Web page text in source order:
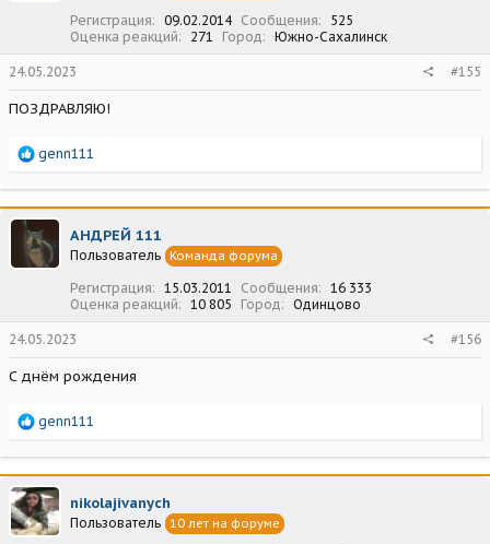
Регистрация 09.02.2014 Сообщения
525
Оценка реакций
271 Город Южно-Сахалинск
24.05.2023 #155
ПОЗДРАВЛЯЮ!
Р
а
к
ц
и
и
genn111
АНДРЕЙ 111
Пользователь Команда форума
Регистрация 15.03.2011 Сообщения
16 333
Оценка реакций
10 805 Город Одинцово
24.05.2023 #156
С днём рождения
Р
а
к
ц
и
и
genn111
nikolajivanych
Пользователь 10 лет на форуме